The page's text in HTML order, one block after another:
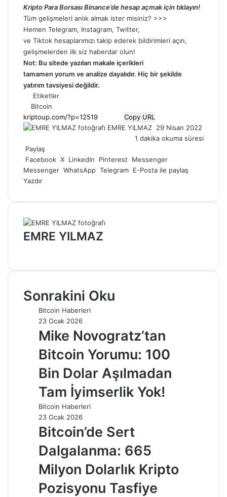
Kripto Para Borsası Binance’de hesap açmak için tıklayın!
Tüm gelişmeleri anlık almak ister misiniz? >>>
Hemen Telegram, Instagram, Twitter,
ve Tiktok hesaplarımızı takip ederek bildirimleri açın,
gelişmelerden ilk siz haberdar olun!
Not: Bu sitede yazılan makale içerikleri
tamamen yorum ve analize dayalıdır. Hiç bir şekilde
yatırım tavsiyesi değildir.
Etiketler
Bitcoin
Copy URL
EMRE YILMAZ Bir
e-
göndermek
29 Nisan 2022
1 dakika okuma süresi
Paylaş
Facebook X LinkedIn Pinterest
Messenger
Messenger WhatsApp Telegram E-Posta ile paylaş
Yazdır
EMRE YILMAZ
Sonrakini Oku
Bitcoin Haberleri
23 Ocak 2026
Mike Novogratz’tan
Bitcoin Yorumu: 100
Bin Dolar Aşılmadan
Tam İyimserlik Yok!
Bitcoin Haberleri
23 Ocak 2026
Bitcoin’de Sert
Dalgalanma: 665
Milyon Dolarlık Kripto
Pozisyonu Tasfiye